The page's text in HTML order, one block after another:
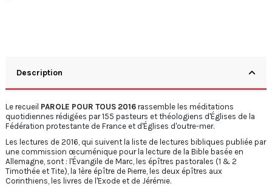
Description
Le recueil PAROLE POUR TOUS 2016 rassemble les méditations
quotidiennes rédigées par 155 pasteurs et théologiens d'Églises de la
Fédération protestante de France et d'Églises d'outre-mer.
Les lectures de 2016, qui suivent la liste de lectures bibliques publiée par
une commission œcuménique pour la lecture de la Bible basée en
Allemagne, sont : l'Évangile de Marc, les épîtres pastorales (1 & 2
Timothée et Tite), la 1ère épître de Pierre, les deux épîtres aux
Corinthiens, les livres de l'Exode et de Jérémie.